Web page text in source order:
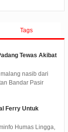
Tags
Tewas Akibat
nasib dari
Bandar Pasir
Ferry Untuk
Humas Lingga,